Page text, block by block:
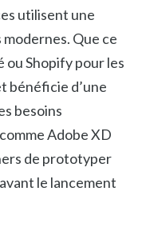
utilisent une
Que ce
Shopify pour les
bénéficie d’une
besoins
Adobe XD
de prototyper
le lancement